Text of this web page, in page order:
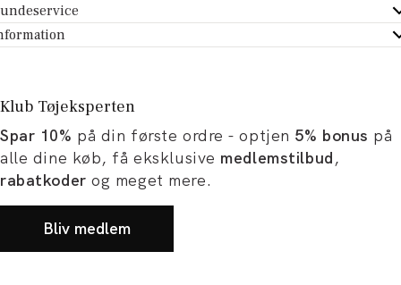
- Hjælpecenter
dit køb
Tøjeksperten
og artikler
og karriere
Klub Tøjeksperten
Spar 10% på din første ordre - optjen 5% bonus på
alle dine køb, få eksklusive medlemstilbud,
rabatkoder og meget mere.
Bliv medlem